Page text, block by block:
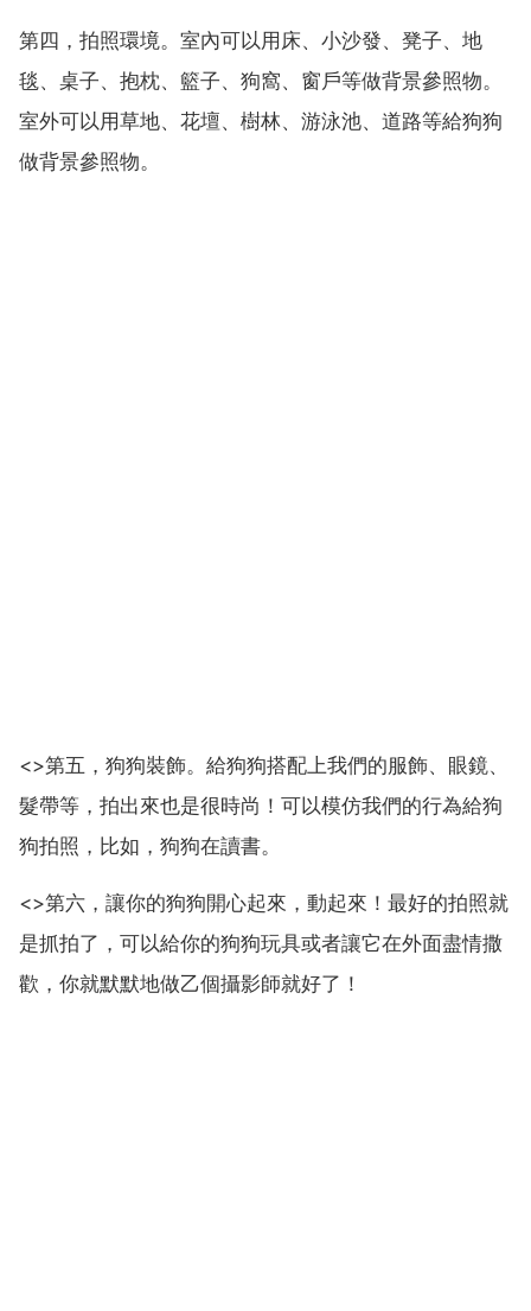
第四，拍照環境。室內可以用床、小沙發、凳子、地
毯、桌子、抱枕、籃子、狗窩、窗戶等做背景參照物。
室外可以用草地、花壇、樹林、游泳池、道路等給狗狗
做背景參照物。
<>第五，狗狗裝飾。給狗狗搭配上我們的服飾、眼鏡、
髮帶等，拍出來也是很時尚！可以模仿我們的行為給狗
狗拍照，比如，狗狗在讀書。
<>第六，讓你的狗狗開心起來，動起來！最好的拍照就
是抓拍了，可以給你的狗狗玩具或者讓它在外面盡情撒
歡，你就默默地做乙個攝影師就好了！